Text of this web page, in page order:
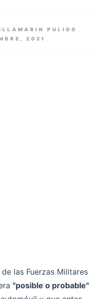
PULIDO
2021
las Fuerzas Militares
"posible o probable"